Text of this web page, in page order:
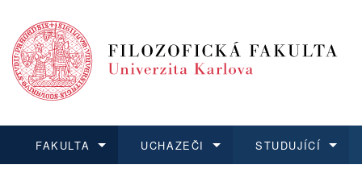
FAKULTA UCHAZEČI STUDUJÍCÍ